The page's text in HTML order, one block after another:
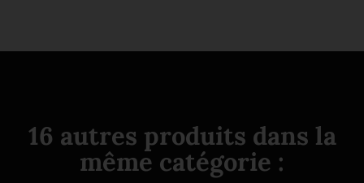
16 autres produits dans la
même catégorie :